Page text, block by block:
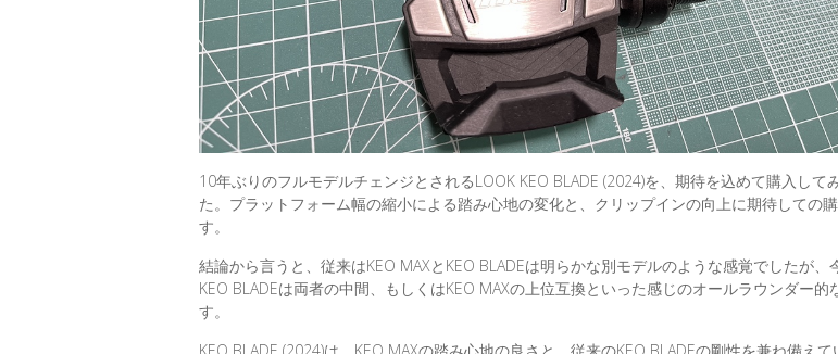
10年ぶりのフルモデルチェンジとされるLOOK KEO BLADE (2024)を、期待を込めて購入して
た。プラットフォーム幅の縮小による踏み心地の変化と、クリップインの向上に期待しての
す。
結論から言うと、従来はKEO MAXとKEO BLADEは明らかな別モデルのような感覚でしたが、
KEO BLADEは両者の中間、もしくはKEO MAXの上位互換といった感じのオールラウンダー的
す。